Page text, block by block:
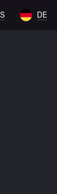
DE